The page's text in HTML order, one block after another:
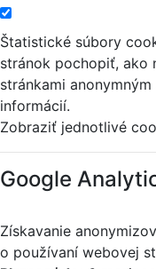
Štatistické súbory
stránok pochopiť, ako
stránkami
informácií.
Zobraziť jednotlivé
Google
Získavanie
o používaní webovej